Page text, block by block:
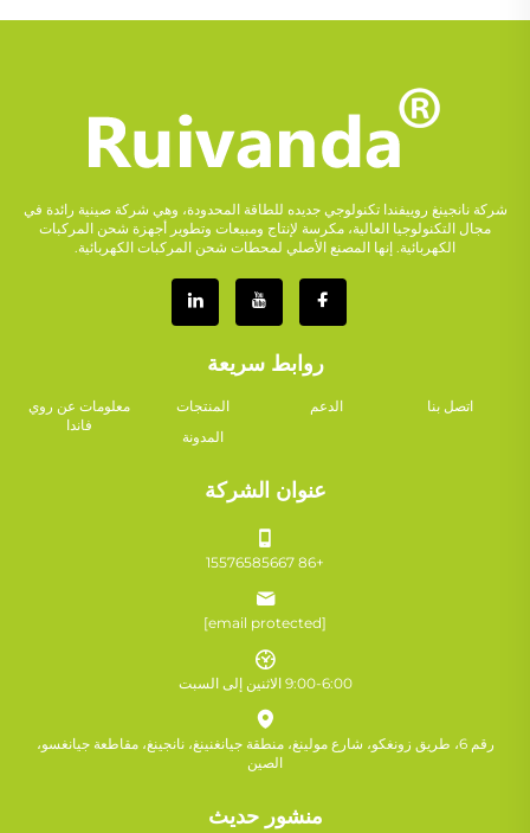
شركة نانجينغ روييفندا تكنولوجي جديده للطاقة المحدودة، وهي شركة صينية رائدة في
مجال التكنولوجيا العالية، مكرسة لإنتاج ومبيعات وتطوير أجهزة شحن المركبات
الكهربائية. إنها المصنع الأصلي لمحطات شحن المركبات الكهربائية.
روابط سريعة
معلومات عن روي
فاندا
المنتجات الدعم
اتصل بنا
المدونة
عنوان الشركة
+86 15576585667
[email protected]
9:00-6:00 الاثنين إلى السبت
رقم 6، طريق زونغكو، شارع مولينغ، منطقة جيانغنينغ، نانجينغ، مقاطعة جيانغسو،
الصين
منشور حديث